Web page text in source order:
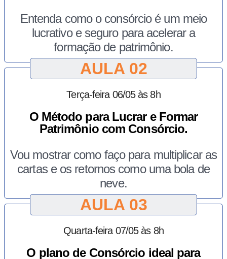
Entenda como o consórcio é um meio
lucrativo e seguro para acelerar a
formação de patrimônio.
AULA 02
Terça-feira 06/05 às 8h
O Método para Lucrar e Formar
Patrimônio com Consórcio.
Vou mostrar como faço para multiplicar as
cartas e os retornos como uma bola de
neve.
AULA 03
Quarta-feira 07/05 às 8h
O plano de Consórcio ideal para